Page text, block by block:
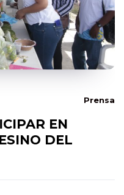
Prensa
EN
DEL